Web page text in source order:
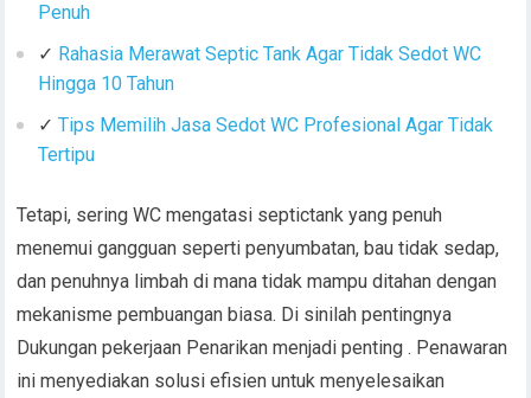
Penuh
✓ Rahasia Merawat Septic Tank Agar Tidak Sedot WC
Hingga 10 Tahun
✓ Tips Memilih Jasa Sedot WC Profesional Agar Tidak
Tertipu
Tetapi, sering WC mengatasi septictank yang penuh
menemui gangguan seperti penyumbatan, bau tidak sedap,
dan penuhnya limbah di mana tidak mampu ditahan dengan
mekanisme pembuangan biasa. Di sinilah pentingnya
Dukungan pekerjaan Penarikan menjadi penting . Penawaran
ini menyediakan solusi efisien untuk menyelesaikan